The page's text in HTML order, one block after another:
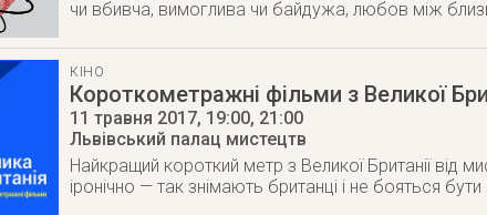
чи вбивча, вимоглива чи байдужа, любов між
КІНО
Короткометражні фільми з Великої
11 травня 2017, 19:00, 21:00
Львівський палац мистецтв
Найкращий короткий метр з Великої Британії від
іронічно — так знімають британці і не бояться